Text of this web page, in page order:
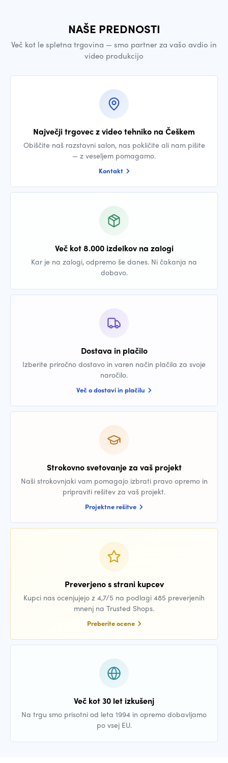
NAŠE PREDNOSTI
Več kot le spletna trgovina — smo partner za vašo avdio in
video produkcijo
Največji trgovec z video tehniko na Češkem
Obiščite naš razstavni salon, nas pokličite ali nam pišite
— z veseljem pomagamo.
Kontakt
Več kot 8.000 izdelkov na zalogi
Kar je na zalogi, odpremo še danes. Ni čakanja na
dobavo.
Dostava in plačilo
Izberite priročno dostavo in varen način plačila za svoje
naročilo.
Več o dostavi in plačilu
Strokovno svetovanje za vaš projekt
Naši strokovnjaki vam pomagajo izbrati pravo opremo in
pripraviti rešitev za vaš projekt.
Projektne rešitve
Preverjeno s strani kupcev
Kupci nas ocenjujejo z 4,7/5 na podlagi 485 preverjenih
mnenj na Trusted Shops.
Preberite ocene
Več kot 30 let izkušenj
Na trgu smo prisotni od leta 1994 in opremo dobavljamo
po vsej EU.